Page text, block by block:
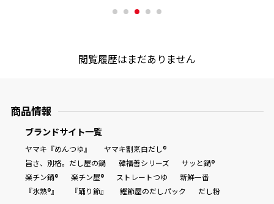
おすすめサイト
新鮮一番
氷熟®︎
閲覧履歴はまだありません
商品情報
ブランドサイト一覧
ヤマキ『めんつゆ』
ヤマキ割烹白だし®
旨さ、別格。だし屋の鍋
韓福善シリーズ
サッと鍋®
楽チン鍋®
楽チン屋® ストレートつゆ
新鮮一番
『氷熟®』
『踊り節』 鰹節屋のだしパック だし粉